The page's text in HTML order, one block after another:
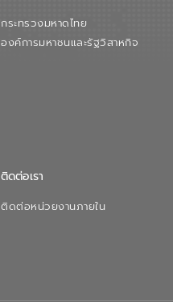
กระทรวงมหาดไทย
องค์การมหาชนและรัฐวิสาหกิจ
ติดต่อเรา
ติดต่อหน่วยงานภายใน